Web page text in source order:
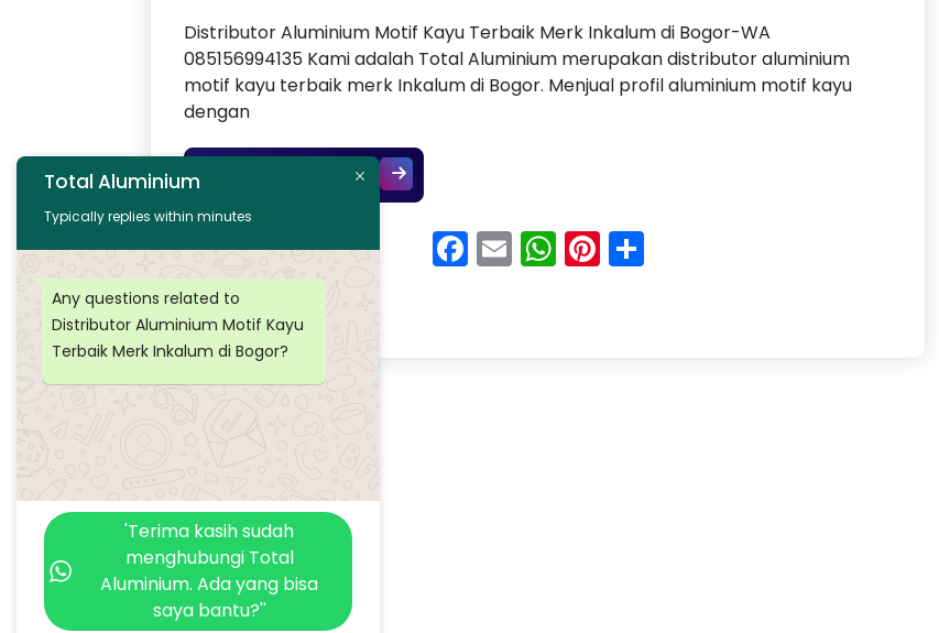
Distributor Aluminium Motif Kayu Terbaik Merk Inkalum di Bogor-WA
085156994135 Kami adalah Total Aluminium merupakan distributor aluminium
motif kayu terbaik merk Inkalum di Bogor. Menjual profil aluminium motif kayu
dengan
Continue Reading Distributor Aluminium Motif Kayu Terbaik Merk Inkalum di Bogor
Facebook
EmailWhatsApp
Pinterest
Share
Total Aluminium
Typically replies within minutes
Any questions related to
Distributor Aluminium Motif Kayu
Terbaik Merk Inkalum di Bogor?
'Terima kasih sudah
menghubungi Total
Aluminium. Ada yang bisa
saya bantu?''